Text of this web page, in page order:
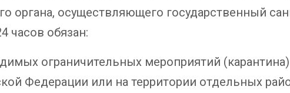
органа, осуществляющего государственный
часов обязан:
ограничительных мероприятий
Федерации или на территории отдельных